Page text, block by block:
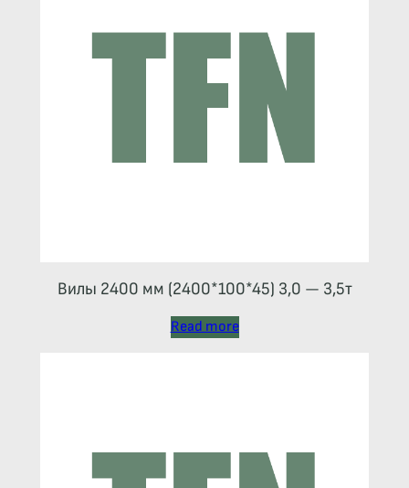
Вилы 2400 мм (2400*100*45) 3,0 — 3,5т
Read more